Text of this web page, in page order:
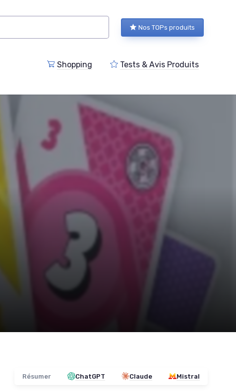
Nos TOPs produits
Shopping Tests & Avis Produits
Résumer ChatGPT Claude Mistral